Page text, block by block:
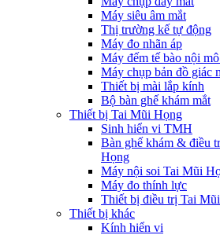
Máy siêu âm mắt
Thị trường kế tự động
Máy đo nhãn áp
Máy đếm tế bào nội
Máy chụp bản đồ giác
Thiết bị mài lắp kính
Bộ bàn ghế khám mắt
Thiết bị Tai Mũi Họng
Sinh hiển vi TMH
Bàn ghế khám & điều
Họng
Máy nội soi Tai Mũi
Máy đo thính lực
Thiết bị điều trị Tai
Thiết bị khác
Kính hiển vi